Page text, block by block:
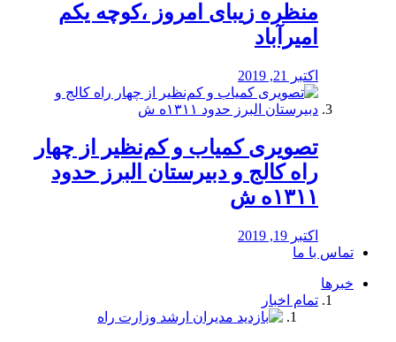
منظره‌‌ زیبای امروز ،کوچه یکم
امیرآباد
اکتبر 21, 2019
️تصویری کمیاب و کم‌نظیر از چهار
راه كالج و دبيرستان البرز حدود
۱۳۱۱ه ش
اکتبر 19, 2019
تماس با ما
خبرها
تمام اخبار